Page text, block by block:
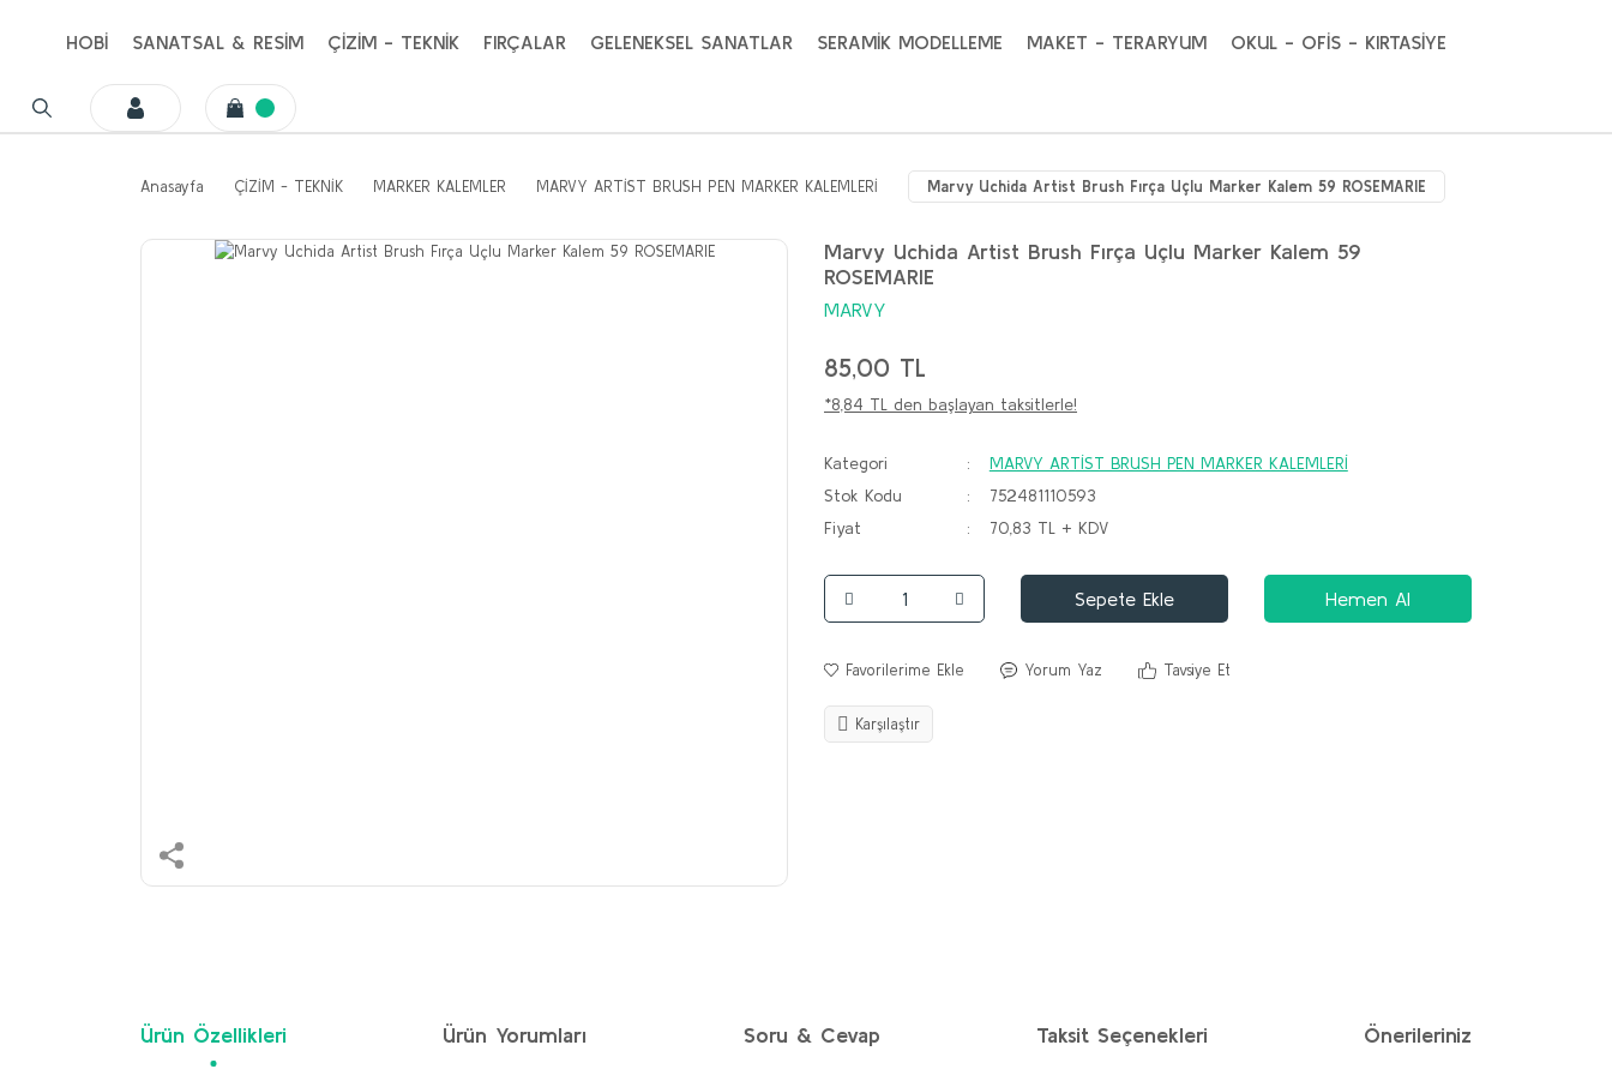
HOBİ SANATSAL & RESİM ÇİZİM - TEKNİK FIRÇALAR GELENEKSEL SANATLAR SERAMİK MODELLEME MAKET - TERARYUM OKUL - OFİS - KIRTASİYE
Anasayfa ÇİZİM - TEKNİK MARKER KALEMLER MARVY ARTİST BRUSH PEN MARKER KALEMLERİ Marvy Uchida Artist Brush Fırça Uçlu Marker Kalem 59 ROSEMARIE
Marvy Uchida Artist Brush Fırça Uçlu Marker Kalem 59
ROSEMARIE
MARVY
85,00 TL
*8,84 TL den başlayan taksitlerle!
Kategori
MARVY ARTİST BRUSH PEN MARKER KALEMLERİ
Stok Kodu
752481110593
Fiyat
70,83 TL + KDV
Sepete Ekle Hemen Al
Yorum Yaz Tavsiye Et
Karşılaştır
Ürün Özellikleri Ürün Yorumları Soru & Cevap Taksit Seçenekleri Önerileriniz